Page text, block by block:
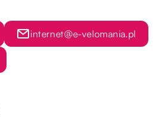
internet@e-velomania.pl